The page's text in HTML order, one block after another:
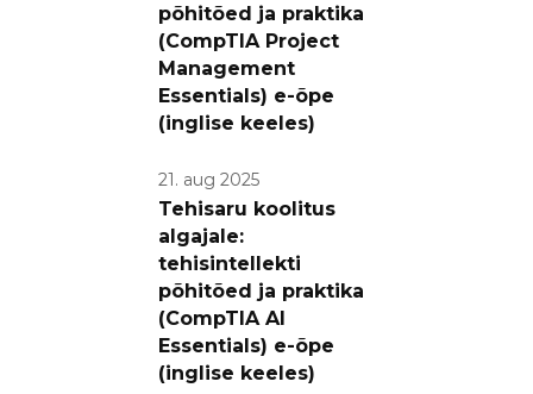
põhitõed ja praktika
(CompTIA Project
Management
Essentials) e-õpe
(inglise keeles)
21. aug 2025
Tehisaru koolitus
algajale:
tehisintellekti
põhitõed ja praktika
(CompTIA AI
Essentials) e-õpe
(inglise keeles)